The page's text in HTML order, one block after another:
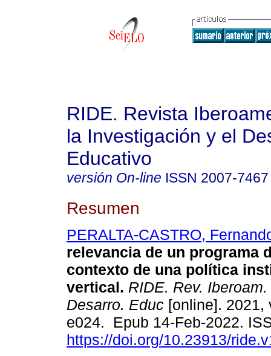
RIDE. Revista
la Investigación y el
Educativo
versión On-line ISSN 2007-7467
Resumen
PERALTA-CASTRO,
relevancia de un programa
contexto de una política
vertical. RIDE. Rev.
Desarro. Educ [online]. 2021,
e024. Epub 14-Feb-2022.
https://doi.org/10.23913/